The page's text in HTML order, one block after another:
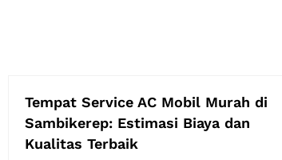
Tempat Service AC Mobil Murah di
Sambikerep: Estimasi Biaya dan
Kualitas Terbaik